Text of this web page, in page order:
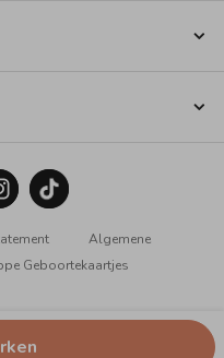
Algemene
Geboortekaartjes